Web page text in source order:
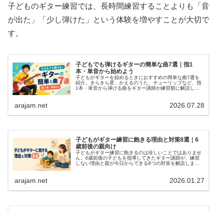
子どものギター練習では、長時間練習することよりも「音
が出た」「少し弾けた」という体験を増やすことが大切で
す。
子どもでも弾けるギターの簡単な曲7選｜指1
本・単音から始めよう
子どもがギターを始めるときにおすすめの簡単な曲7選を
紹介。きらきら星、かえるのうた、チューリップなど、指
1本・単音から弾ける曲をギター講師が練習順に解説しま
arajam.net 2026.07.28
子どもがギター練習に飽きる理由と対策8選｜6
歳前後の親向け
子どもがギター練習に飽きるのは珍しいことではありませ
ん。6歳前後の子どもを指導してきたギター講師が、練習
しない理由と親が今日からできる8つの対策を解説しま
arajam.net 2026.01.27